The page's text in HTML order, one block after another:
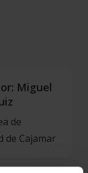
Miguel
de
de Cajamar